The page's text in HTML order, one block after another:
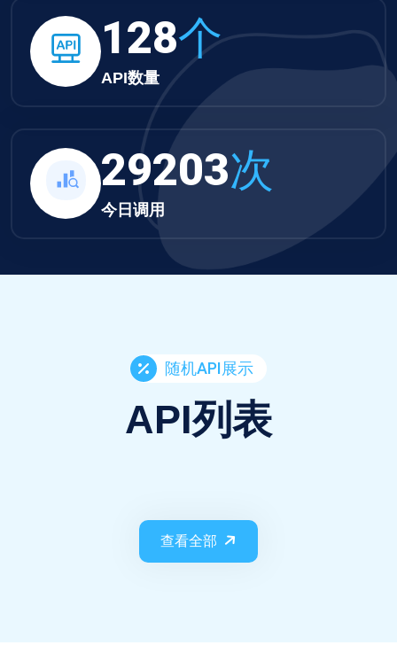
132个
API数量
30210次
今日调用
随机API展示
API列表
查看全部